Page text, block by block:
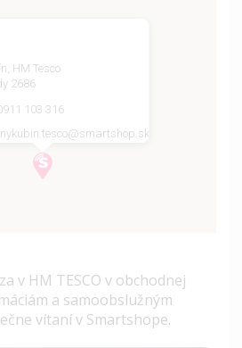
HM Tesco
2686
103 316
v HM TESCO v obchodnej
a samoobslužným
vítaní v Smartshope.